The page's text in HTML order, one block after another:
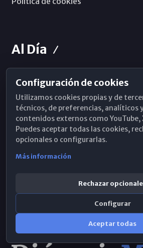
Al Día
Horarios de Misa
Hemeroteca
WhatsApp
Configuración de cookies
Utilizamos cookies propias y de
técnicos, de preferencias, analíticos
contenidos externos como YouTube,
Puedes aceptar todas las cookies,
opcionales o configurarlas.
Más información
Rechazar
Configurar
Aceptar todas